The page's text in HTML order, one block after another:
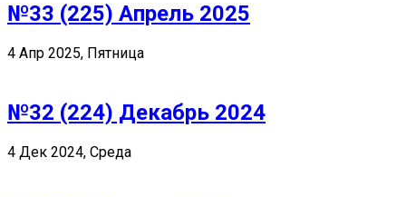
№33 (225) Апрель 2025
4 Апр 2025, Пятница
№32 (224) Декабрь 2024
4 Дек 2024, Среда